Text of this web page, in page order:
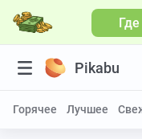
Pikabu
Горячее Лучшее